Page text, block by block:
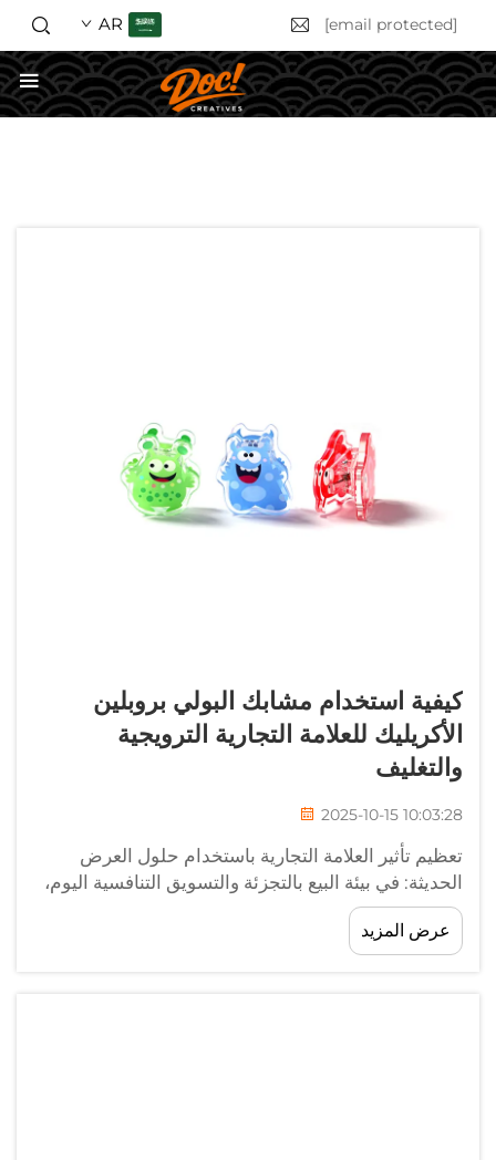
[email protected]
AR
كيفية استخدام مشابك البولي بروبلين
الأكريليك للعلامة التجارية الترويجية
والتغليف
2025-10-15 10:03:28
تعظيم تأثير العلامة التجارية باستخدام حلول العرض
الحديثة: في بيئة البيع بالتجزئة والتسويق التنافسية اليوم،
يمكن لأصغر التفاصيل أن تحدث أكبر فرق في عرض
الاستخدامات وفعالة لـ...
عرض المزيد